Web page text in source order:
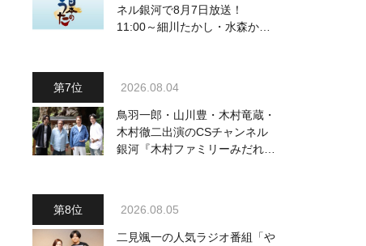
ネル銀河で8月7日放送！
11:00～細川たかし・水森かお
2026.08.04
鳥羽一郎・山川豊・木村竜蔵・
木村徹二出演のCSチャンネル
銀河『木村ファミリーみだれ旅
2026.08.05
二見颯一の人気ラジオ番組「や